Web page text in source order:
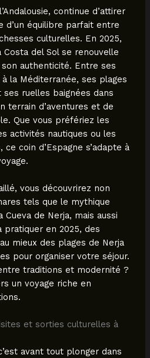
continue d’attirer
d’un équilibre parfait entre
culturelles. En 2025,
del Sol se renouvelle
authenticité. Entre ses
la Méditerranée, ses plages
ruelles baignées dans
terrain d’aventures et de
Que vous préfériez les
activités nautiques ou les
coin d’Espagne s’adapte à
vous découvrirez non
tels que le mythique
Cueva de Nerja, mais aussi
pratiquer en 2025, des
mieux des plages de Nerja
pour organiser votre séjour.
traditions et modernité ?
un voyage riche en
et sorties culturelles à
avant tout plonger dans